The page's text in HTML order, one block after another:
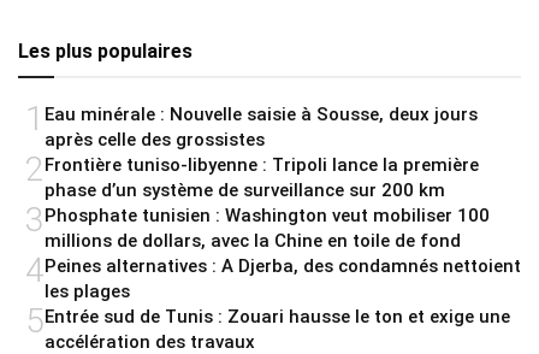
Les plus populaires
1 Eau minérale : Nouvelle saisie à Sousse, deux jours
après celle des grossistes
2Frontière tuniso-libyenne : Tripoli lance la première
phase d’un système de surveillance sur 200 km
3Phosphate tunisien : Washington veut mobiliser 100
millions de dollars, avec la Chine en toile de fond
4Peines alternatives : A Djerba, des condamnés nettoient
les plages
5Entrée sud de Tunis : Zouari hausse le ton et exige une
accélération des travaux